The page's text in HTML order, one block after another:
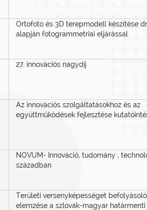
Ortofoto és 3D terepmodell készítése
alapján fotogrammetriai eljárással
27. innovációs nagydíj
Az innovációs szolgáltatásokhoz és az
együttműködések fejlesztése
NOVUM- Innováció, tudomány ,
században
Területi versenyképességet
elemzése a szlovák-magyar